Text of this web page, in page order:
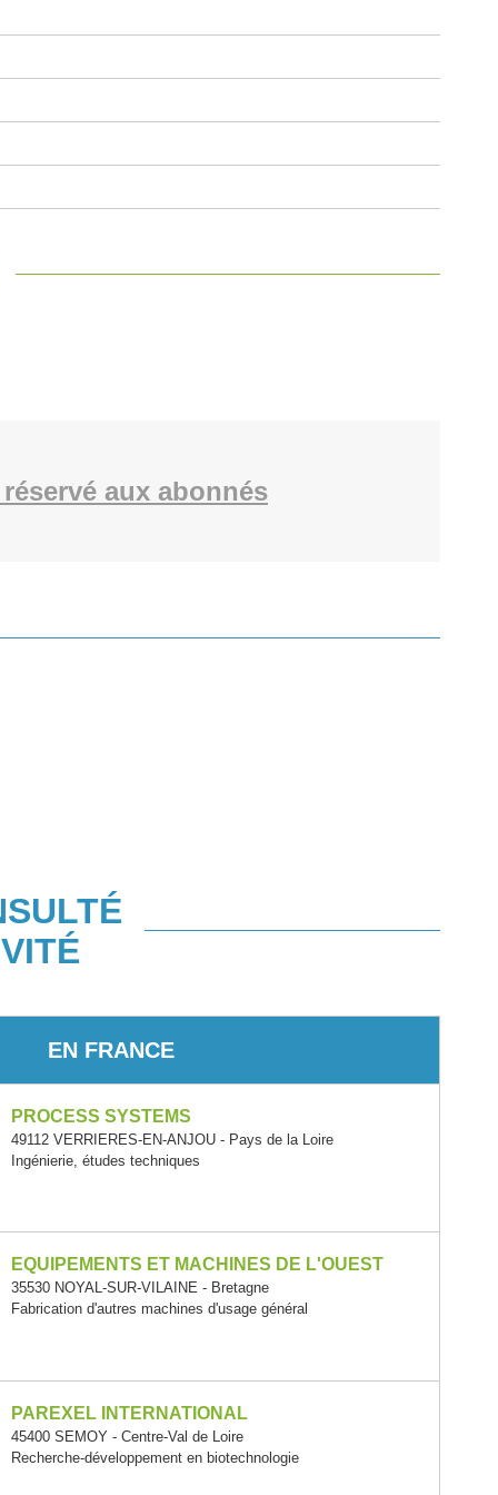
aux abonnés
EN FRANCE
PROCESS SYSTEMS
49112 VERRIERES-EN-ANJOU - Pays de la Loire
Ingénierie, études techniques
EQUIPEMENTS ET MACHINES DE L'OUEST
35530 NOYAL-SUR-VILAINE - Bretagne
Fabrication d'autres machines d'usage général
PAREXEL INTERNATIONAL
45400 SEMOY - Centre-Val de Loire
Recherche-développement en biotechnologie